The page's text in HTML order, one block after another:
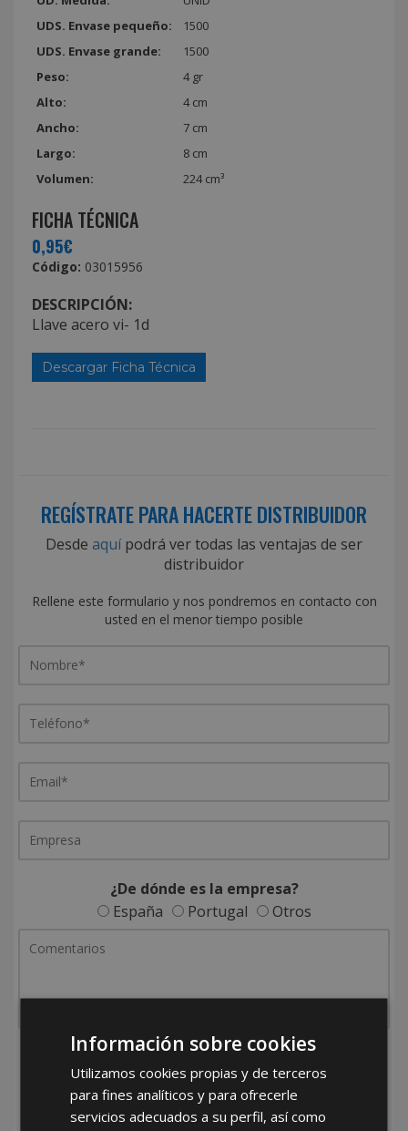
UDS. Envase pequeño:
1500
UDS. Envase grande:
1500
Peso:
4 gr
Alto:
4 cm
Ancho:
7 cm
Largo:
8 cm
Volumen:
224 cm³
FICHA TÉCNICA
0,95€
Código: 03015956
DESCRIPCIÓN:
Llave acero vi- 1d
Descargar Ficha Técnica
REGÍSTRATE PARA HACERTE DISTRIBUIDOR
Desde aquípodrá ver todas las ventajas de ser
distribuidor
Rellene este formulario y nos pondremos en contacto con
usted en el menor tiempo posible
¿De dónde es la empresa?
España
Portugal Otros
Información sobre cookies
Utilizamos cookies propias y de terceros
para fines analíticos y para ofrecerle
servicios adecuados a su perfil, así como